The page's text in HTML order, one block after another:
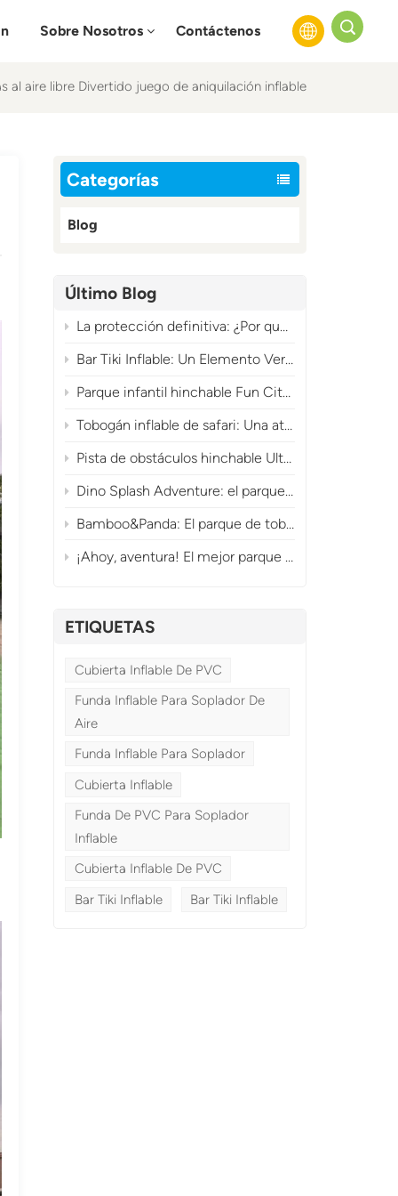
Sobre Nosotros Contáctenos
al aire libre Divertido juego de aniquilación inflable
Categorías
Blog
Último Blog
La protección definitiva: ¿Por qué tu soplador de aire inflable necesita una funda?
Bar Tiki Inflable: Un Elemento Versátil para Eventos Tropicales Imprescindible
Parque infantil hinchable Fun City: una atracción comercial de gran rentabilidad con temática de carnaval.
Tobogán inflable de safari: Una atracción comercial de la jungla que genera grandes ingresos.
Pista de obstáculos hinchable Ultimate Dragon Adventure Playland para diversión comercial.
Dino Splash Adventure: el parque acuático inflable prehistórico
Bamboo&Panda: El parque de toboganes inflables con forma de panda
¡Ahoy, aventura! El mejor parque de obstáculos y toboganes inflables con temática pirata.
ETIQUETAS
Cubierta Inflable De PVC
Funda Inflable Para Soplador De
Aire
Funda Inflable Para Soplador
Cubierta Inflable
Funda De PVC Para Soplador
Inflable
Cubierta Inflable De PVC
Bar Tiki Inflable
Bar Tiki Inflable